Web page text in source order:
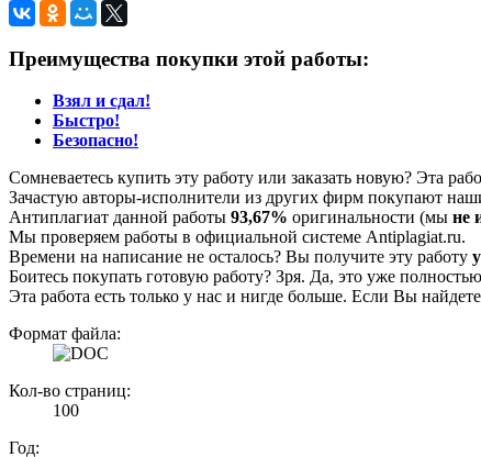
Преимущества покупки этой работы:
Взял и сдал!
Быстро!
Безопасно!
Сомневаетесь купить эту работу или заказать новую? Эта
Зачастую авторы-исполнители из других фирм покупают
Антиплагиат данной работы 93,67% оригинальности (мы не
Мы проверяем работы в официальной системе Аntiplagiat.ru.
Времени на написание не осталось? Вы получите эту работу
Боитесь покупать готовую работу? Зря. Да, это уже
Эта работа есть только у нас и нигде больше. Если Вы
Формат файла:
Кол-во страниц:
100
Год: